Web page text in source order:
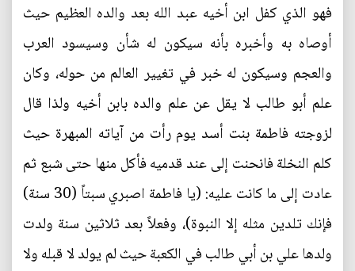
فهو الذي كفل ابن أخيه عبد الله بعد والده العظيم حيث
أوصاه به وأخبره بأنه سيكون له شأن وسيسود العرب
والعجم وسيكون له خبر في تغيير العالم من حوله، وكان
علم أبو طالب لا يقل عن علم والده بابن أخيه ولذا قال
لزوجته فاطمة بنت أسد يوم رأت من آياته المبهرة حيث
كلم النخلة فانحنت إلى عند قدميه فأكل منها حتى شبع ثم
عادت إلى ما كانت عليه: (يا فاطمة اصبري سبتاً (30 سنة)
فإنك تلدين مثله إلا النبوة)، وفعلاً بعد ثلاثين سنة ولدت
ولدها علي بن أبي طالب في الكعبة حيث لم يولد لا قبله ولا